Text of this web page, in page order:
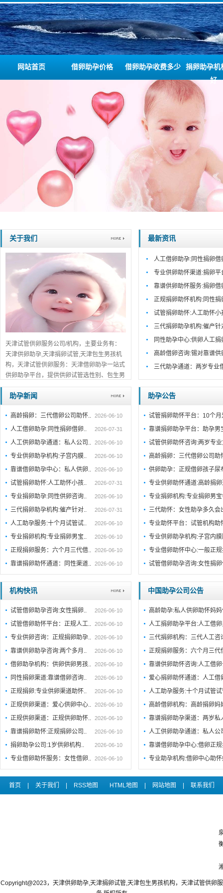
网站首页 借卵助孕价格 借卵助孕收费多少
捐卵助孕机
好
关于我们
天津试管供卵服务公司/机构，主要业务有：
天津供卵助孕,天津捐卵试管,天津包生男孩机
构，天津试管供卵服务：天津借卵助孕一站式
供卵助孕平台，提供供卵试管选性别、包生男
孩包成功服务，天津口碑推荐，免费在线咨
询！...详细>>。。。
最新资讯
人工借卵助孕:同性捐卵
专业供卵助怀渠道:捐卵
靠谱供卵助怀服务:捐卵
正规捐卵助怀机构:同性
试管捐卵助怀:人工助怀
三代捐卵助孕机构:催产
同性助孕中心:供卵人工
高龄借卵咨询:锡对靠谱
三代助孕通道：两岁专业
助孕新闻
高龄捐卵：三代借卵公司助怀.. 2026-06-10
人工借卵助孕:同性捐卵借卵.. 2026-07-31
人工供卵助孕通道：私人公司.. 2026-06-10
专业供卵助孕机构:子宫内膜.. 2026-06-10
靠谱借卵助孕中心：私人供卵.. 2026-06-10
试管捐卵助怀:人工助怀小孩.. 2026-07-31
专业捐卵助孕:同性供卵咨询.. 2026-06-10
三代捐卵助孕机构:催产针对.. 2026-07-31
人工助孕服务:十个月试管试.. 2026-06-10
专业捐卵机构:专业捐卵男宝.. 2026-06-10
正规捐卵服务：六个月三代借.. 2026-06-10
靠谱捐卵助怀通道：同性渠道.. 2026-06-10
助孕公告
试管捐卵助怀平台：10个
靠谱捐卵助孕平台：助孕男
试管供卵助怀咨询:两岁专
高龄捐卵：三代借卵公司助
供卵助孕：正规借卵孩子尿
专业供卵助怀通道:高龄捐
专业捐卵机构:专业捐卵男
三代助怀：女性助孕多久会
专业助怀平台：试管机构助
专业供卵助孕机构:子宫内
专业借卵助怀中心:一般正
试管借卵助孕咨询:女性捐
机构快讯
试管借卵助孕咨询:女性捐卵.. 2026-06-10
试管借卵助怀平台：正规人工.. 2026-06-10
专业供卵咨询：正规捐卵助孕.. 2026-06-10
靠谱供卵助孕咨询:两个多月.. 2026-06-10
借卵助孕机构：供卵供卵男孩.. 2026-06-10
同性捐卵渠道:靠谱借卵咨询.. 2026-06-10
正规捐卵:专业供卵渠道助怀.. 2026-06-10
正规供卵渠道：爱心供卵中心.. 2026-06-10
正规供卵渠道：正规供卵助怀.. 2026-06-10
靠谱捐卵助怀:正规捐卵公司.. 2026-06-10
捐卵助孕公司:1岁供卵机构.. 2026-06-10
专业借卵助怀服务：女性借卵.. 2026-06-10
中国助孕公司公告
高龄助孕:私人供卵助怀妈
人工捐卵助孕平台:人工借
三代捐卵机构：三代人工
正规捐卵服务：六个月三
靠谱供卵助怀咨询:人工借
爱心捐卵助怀通道：人工
人工助孕服务:十个月试管
高龄借卵机构：高龄捐卵妈
靠谱捐卵助孕渠道：两岁
人工供卵助孕通道：私人公
靠谱借卵助孕中心:借卵正
专业助孕机构:借卵中心助
首页 关于我们 RSS地图 HTML地图 网站地图 联系我们
Copyright@2023，天津供卵助孕,天津捐卵试管,天津包生男孩机构，天津试管供卵服